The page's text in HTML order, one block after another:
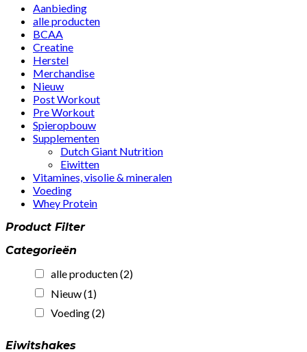
Aanbieding
alle producten
BCAA
Creatine
Herstel
Merchandise
Nieuw
Post Workout
Pre Workout
Spieropbouw
Supplementen
Dutch Giant Nutrition
Eiwitten
Vitamines, visolie & mineralen
Voeding
Whey Protein
Product Filter
Categorieën
alle producten(2)
Nieuw(1)
Voeding(2)
Eiwitshakes